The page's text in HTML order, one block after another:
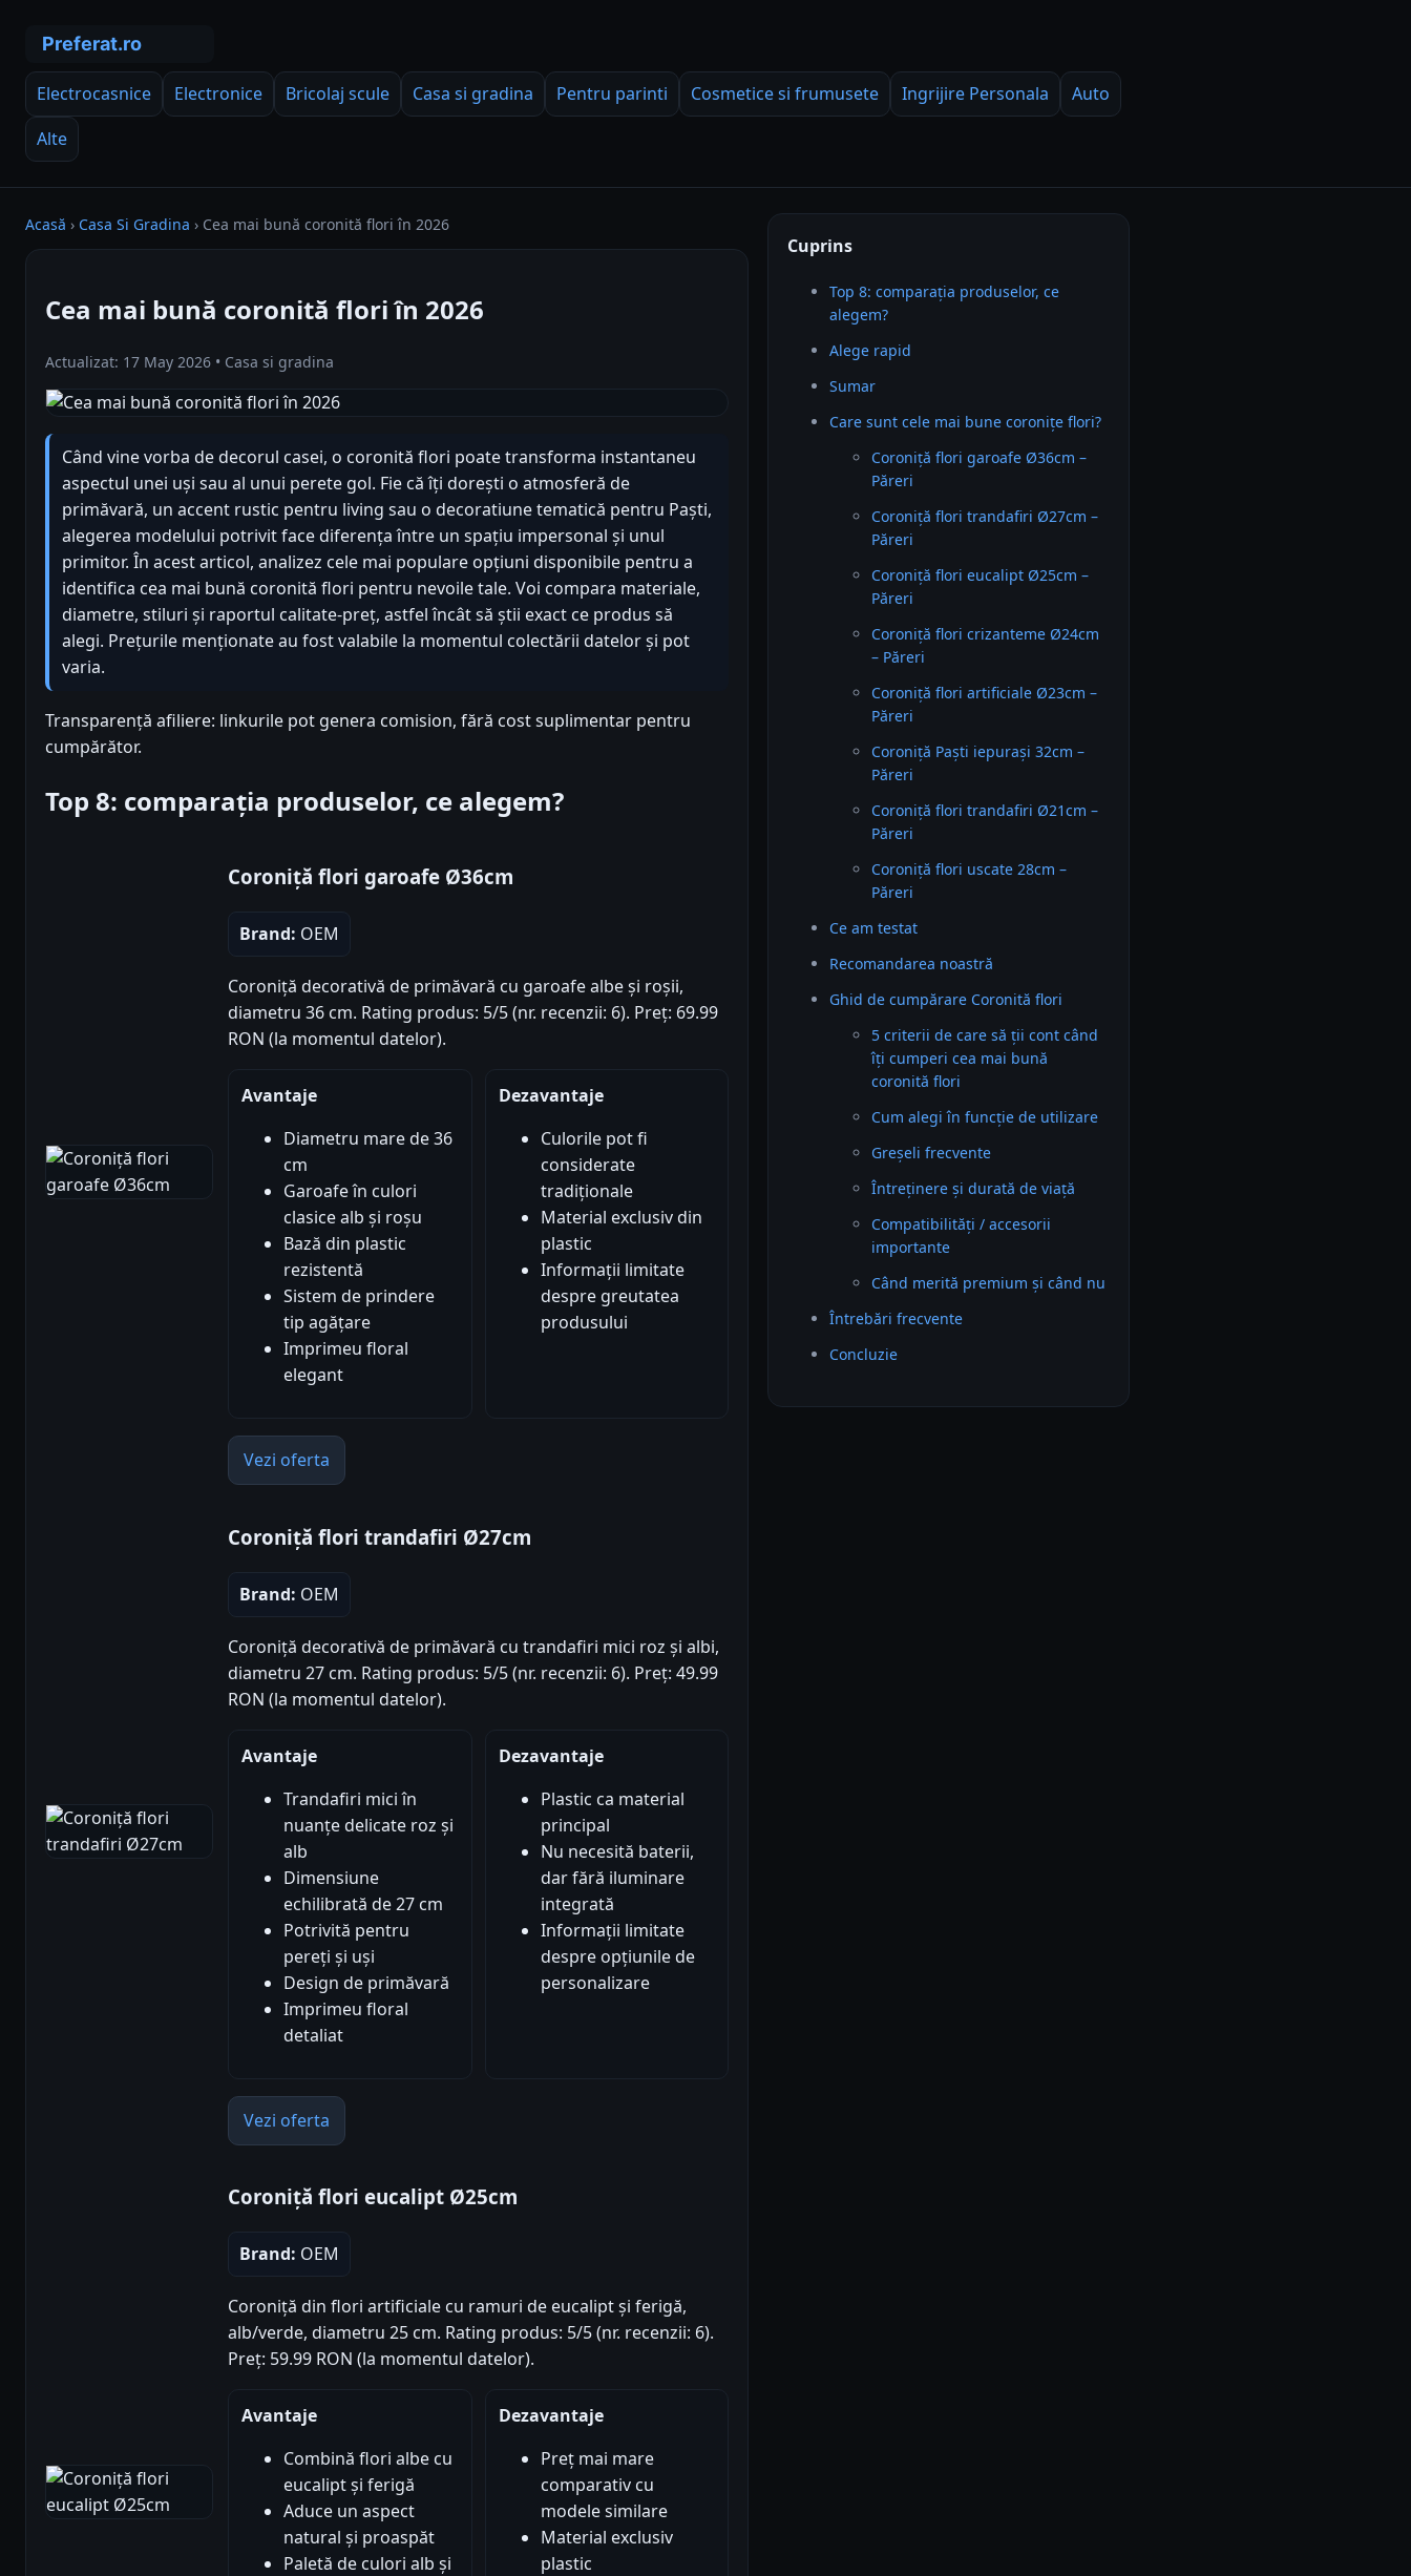
Electrocasnice Electronice Bricolaj scule Casa si gradina Pentru parinti Cosmetice si frumusete Ingrijire Personala
Auto
Alte
Acasă › Casa Si Gradina › Cea mai bună coronită flori în 2026
Cea mai bună coronită flori în 2026
Actualizat: 17 May 2026 • Casa si gradina
Când vine vorba de decorul casei, o coronită flori poate transforma instantaneu
aspectul unei uși sau al unui perete gol. Fie că îți dorești o atmosferă de
primăvară, un accent rustic pentru living sau o decoratiune tematică pentru Paști,
alegerea modelului potrivit face diferența între un spațiu impersonal și unul
primitor. În acest articol, analizez cele mai populare opțiuni disponibile pentru a
identifica cea mai bună coronită flori pentru nevoile tale. Voi compara materiale,
diametre, stiluri și raportul calitate-preț, astfel încât să știi exact ce produs să
alegi. Prețurile menționate au fost valabile la momentul colectării datelor și pot
varia.
Transparență afiliere: linkurile pot genera comision, fără cost suplimentar pentru
cumpărător.
Top 8: comparația produselor, ce alegem?
Coroniță flori garoafe Ø36cm
Brand: OEM
Coroniță decorativă de primăvară cu garoafe albe și roșii,
diametru 36 cm. Rating produs: 5/5 (nr. recenzii: 6). Preț: 69.99
RON (la momentul datelor).
Avantaje
Diametru mare de 36
cm
Garoafe în culori
clasice alb și roșu
Bază din plastic
rezistentă
Sistem de prindere
tip agățare
Imprimeu floral
elegant
Dezavantaje
Culorile pot fi
considerate
tradiționale
Material exclusiv din
plastic
Informații limitate
despre greutatea
produsului
Vezi oferta
Coroniță flori trandafiri Ø27cm
Brand: OEM
Coroniță decorativă de primăvară cu trandafiri mici roz și albi,
diametru 27 cm. Rating produs: 5/5 (nr. recenzii: 6). Preț: 49.99
RON (la momentul datelor).
Avantaje
Trandafiri mici în
nuanțe delicate roz și
alb
Dimensiune
echilibrată de 27 cm
Potrivită pentru
pereți și uși
Design de primăvară
Imprimeu floral
detaliat
Dezavantaje
Plastic ca material
principal
Nu necesită baterii,
dar fără iluminare
integrată
Informații limitate
despre opțiunile de
personalizare
Vezi oferta
Coroniță flori eucalipt Ø25cm
Brand: OEM
Coroniță din flori artificiale cu ramuri de eucalipt și ferigă,
alb/verde, diametru 25 cm. Rating produs: 5/5 (nr. recenzii: 6).
Preț: 59.99 RON (la momentul datelor).
Avantaje
Combină flori albe cu
eucalipt și ferigă
Aduce un aspect
natural și proaspăt
Paletă de culori alb și
Dezavantaje
Preț mai mare
comparativ cu
modele similare
Material exclusiv
plastic
Cuprins
Top 8: comparația produselor, ce
alegem?
Alege rapid
Sumar
Care sunt cele mai bune coronițe flori?
Coroniță flori garoafe Ø36cm –
Păreri
Coroniță flori trandafiri Ø27cm –
Păreri
Coroniță flori eucalipt Ø25cm –
Păreri
Coroniță flori crizanteme Ø24cm
– Păreri
Coroniță flori artificiale Ø23cm –
Păreri
Coroniță Paști iepurași 32cm –
Păreri
Coroniță flori trandafiri Ø21cm –
Păreri
Coroniță flori uscate 28cm –
Păreri
Ce am testat
Recomandarea noastră
Ghid de cumpărare Coronită flori
5 criterii de care să ții cont când
îți cumperi cea mai bună
coronită flori
Cum alegi în funcție de utilizare
Greșeli frecvente
Întreținere și durată de viață
Compatibilități / accesorii
importante
Când merită premium și când nu
Întrebări frecvente
Concluzie